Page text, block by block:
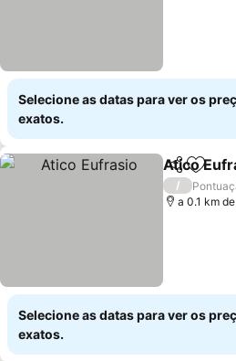
Selecione as datas para ver os
exatos.
Partilhar
Atico
/
a 0.1 km
Selecione as datas para ver os
exatos.